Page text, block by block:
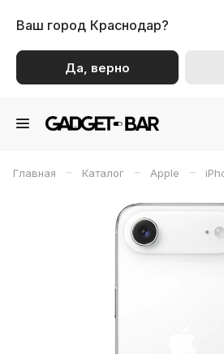
Ваш город Краснодар?
Да, верно
Главная – Каталог – Apple –